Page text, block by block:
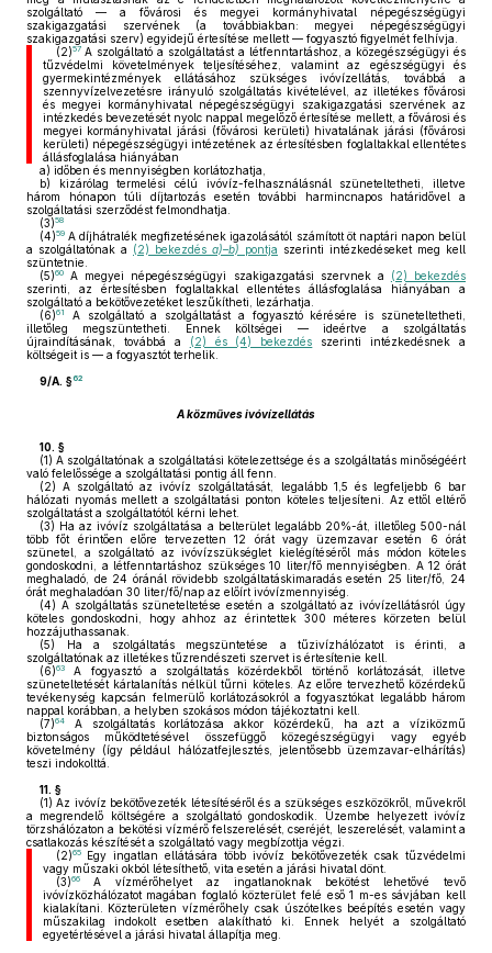
szolgáltató — a fővárosi és megyei kormányhivatal népegészségügyi
szakigazgatási szervének (a továbbiakban: megyei népegészségügyi
szakigazgatási szerv) egyidejű értesítése mellett — fogyasztó figyelmét felhívja.
(2)57A szolgáltató a szolgáltatást a létfenntartáshoz, a közegészségügyi és
tűzvédelmi követelmények teljesítéséhez, valamint az egészségügyi és
gyermekintézmények ellátásához szükséges ivóvízellátás, továbbá a
szennyvízelvezetésre irányuló szolgáltatás kivételével, az illetékes fővárosi
és megyei kormányhivatal népegészségügyi szakigazgatási szervének az
intézkedés bevezetését nyolc nappal megelőző értesítése mellett, a fővárosi és
megyei kormányhivatal járási (fővárosi kerületi) hivatalának járási (fővárosi
kerületi) népegészségügyi intézetének az értesítésben foglaltakkal ellentétes
állásfoglalása hiányában
a) időben és mennyiségben korlátozhatja,
b) kizárólag termelési célú ivóvíz-felhasználásnál szüneteltetheti, illetve
három hónapon túli díjtartozás esetén további harmincnapos határidővel a
szolgáltatási szerződést felmondhatja.
(3)58
(4)59 A díjhátralék megfizetésének igazolásától számított öt naptári napon belül
a szolgáltatónak a (2) bekezdés a)–b) pontja szerinti intézkedéseket meg kell
szüntetnie.
(5)60 A megyei népegészségügyi szakigazgatási szervnek a (2) bekezdés
szerinti, az értesítésben foglaltakkal ellentétes állásfoglalása hiányában a
szolgáltató a bekötővezetéket leszűkítheti, lezárhatja.
(6)61
A szolgáltató a szolgáltatást a fogyasztó kérésére is szüneteltetheti,
illetőleg megszüntetheti. Ennek költségei — ideértve a szolgáltatás
újraindításának, továbbá a
(2) és (4) bekezdés szerinti intézkedésnek a
költségeit is — a fogyasztót terhelik.
9/A. §62
A közműves ivóvízellátás
10. §
(1) A szolgáltatónak a szolgáltatási kötelezettsége és a szolgáltatás minőségéért
való felelőssége a szolgáltatási pontig áll fenn.
(2) A szolgáltató az ivóvíz szolgáltatását, legalább 1,5 és legfeljebb 6 bar
hálózati nyomás mellett a szolgáltatási ponton köteles teljesíteni. Az ettől eltérő
szolgáltatást a szolgáltatótól kérni lehet.
(3) Ha az ivóvíz szolgáltatása a belterület legalább 20%-át, illetőleg 500-nál
több főt érintően előre tervezetten 12 órát vagy üzemzavar esetén 6 órát
szünetel, a szolgáltató az ivóvízszükséglet kielégítéséről más módon köteles
gondoskodni, a létfenntartáshoz szükséges 10 liter/fő mennyiségben. A 12 órát
meghaladó, de 24 óránál rövidebb szolgáltatáskimaradás esetén 25 liter/fő, 24
órát meghaladóan 30 liter/fő/nap az előírt ivóvízmennyiség.
(4) A szolgáltatás szüneteltetése esetén a szolgáltató az ivóvízellátásról úgy
köteles gondoskodni, hogy ahhoz az érintettek 300 méteres körzeten belül
hozzájuthassanak.
(5) Ha a szolgáltatás megszüntetése a tűzivízhálózatot is érinti, a
szolgáltatónak az illetékes tűzrendészeti szervet is értesítenie kell.
(6)63
A fogyasztó a szolgáltatás közérdekből történő korlátozását, illetve
szüneteltetését kártalanítás nélkül tűrni köteles. Az előre tervezhető közérdekű
tevékenység kapcsán felmerülő korlátozásokról a fogyasztókat legalább három
nappal korábban, a helyben szokásos módon tájékoztatni kell.
(7)64
A szolgáltatás korlátozása akkor közérdekű, ha azt a víziközmű
biztonságos működtetésével összefüggő közegészségügyi vagy egyéb
követelmény (így például hálózatfejlesztés, jelentősebb üzemzavar-elhárítás)
teszi indokolttá.
11. §
(1) Az ivóvíz bekötővezeték létesítéséről és a szükséges eszközökről, művekről
a megrendelő költségére a szolgáltató gondoskodik. Üzembe helyezett ivóvíz
törzshálózaton a bekötési vízmérő felszerelését, cseréjét, leszerelését, valamint a
csatlakozás készítését a szolgáltató vagy megbízottja végzi.
(2)65Egy ingatlan ellátására több ivóvíz bekötővezeték csak tűzvédelmi
vagy műszaki okból létesíthető, vita esetén a járási hivatal dönt.
(3)66A vízmérőhelyet az ingatlanoknak bekötést lehetővé tevő
ivóvízközhálózatot magában foglaló közterület felé eső 1 m-es sávjában kell
kialakítani. Közterületen vízmérőhely csak úszótelkes beépítés esetén vagy
műszakilag indokolt esetben alakítható ki. Ennek helyét a szolgáltató
egyetértésével a járási hivatal állapítja meg.